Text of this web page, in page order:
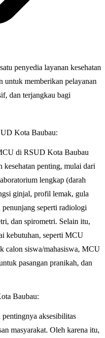
penyedia layanan kesehatan
untuk memberikan pelayanan
dan terjangkau bagi
Kota Baubau:
di RSUD Kota Baubau
kesehatan penting, mulai dari
lengkap (darah
ginjal, profil lemak, gula
seperti radiologi
dan spirometri. Selain itu,
kebutuhan, seperti MCU
calon siswa/mahasiswa, MCU
pasangan pranikah, dan
Baubau:
aksesibilitas
masyarakat. Oleh karena itu,